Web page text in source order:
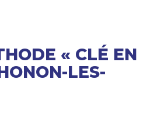
« CLÉ EN
LES-